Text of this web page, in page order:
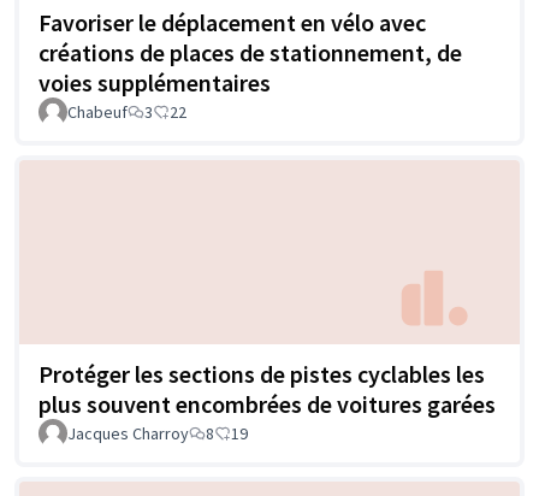
Favoriser le déplacement en vélo avec
créations de places de stationnement, de
voies supplémentaires
Chabeuf 3 22
Protéger les sections de pistes cyclables les
plus souvent encombrées de voitures garées
Jacques Charroy 8 19